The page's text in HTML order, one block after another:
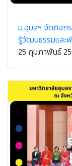
ม.อุบลฯ จัดกิจก
รู้วัฒนธรรมและ
25 กุมภาพันธ์